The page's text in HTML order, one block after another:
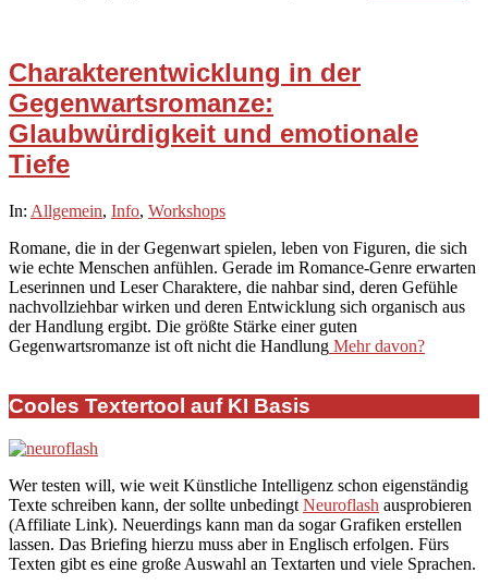
Charakterentwicklung in der
Gegenwartsromanze:
Glaubwürdigkeit und emotionale
Tiefe
2025-
02
In: Allgemein, Info, Workshops
Romane, die in der Gegenwart spielen, leben von Figuren, die sich
wie echte Menschen anfühlen. Gerade im Romance-Genre erwarten
Leserinnen und Leser Charaktere, die nahbar sind, deren Gefühle
nachvollziehbar wirken und deren Entwicklung sich organisch aus
der Handlung ergibt. Die größte Stärke einer guten
Gegenwartsromanze ist oft nicht die Handlung Mehr davon?
Cooles Textertool auf KI Basis
Wer testen will, wie weit Künstliche Intelligenz schon eigenständig
Texte schreiben kann, der sollte unbedingt Neuroflash ausprobieren
(Affiliate Link). Neuerdings kann man da sogar Grafiken erstellen
lassen. Das Briefing hierzu muss aber in Englisch erfolgen. Fürs
Texten gibt es eine große Auswahl an Textarten und viele Sprachen.